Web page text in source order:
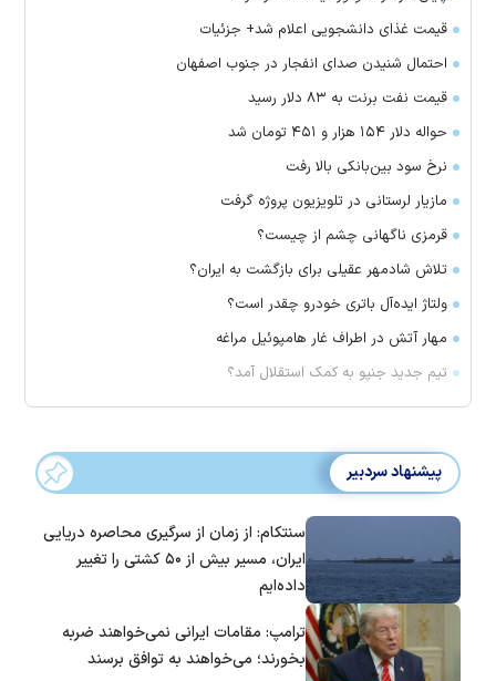
قیمت غذای دانشجویی اعلام شد+ جزئیات
احتمال شنیدن صدای انفجار در جنوب اصفهان
قیمت نفت برنت به ۸۳ دلار رسید
حواله دلار ۱۵۴ هزار و ۴۵۱ تومان شد
نرخ سود بین‌بانکی بالا رفت
مازیار لرستانی در تلویزیون پروژه گرفت
قرمزی ناگهانی چشم از چیست؟
تلاش شادمهر عقیلی برای بازگشت به ایران؟
ولتاژ ایده‌آل باتری خودرو چقدر است؟
مهار آتش در اطراف غار هامپوئیل مراغه
تیم جدید جنپو به کمک استقلال آمد؟
پیشنهاد سردبیر
سنتکام: از زمان از سرگیری محاصره دریایی
ایران، مسیر بیش از ۵۰ کشتی را تغییر
داده‌ایم
ترامپ: مقامات ایرانی نمی‌خواهند ضربه
بخورند؛ می‌خواهند به توافق برسند